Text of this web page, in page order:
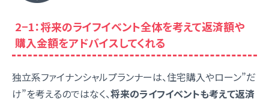
2−1：将来のライフイベント全体を考えて返済額や
購入金額をアドバイスしてくれる
独立系ファイナンシャルプランナーは、住宅購入やローン”だ
け”を考えるのではなく、将来のライフイベントも考えて返済